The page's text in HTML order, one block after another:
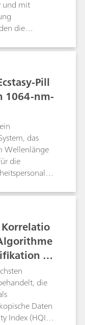
und mit
die
als
und
Analyse der
ohne
sie
hat die
Nachteil,
in
Spezifität
etabliert.
der
Pill
1064-nm-
das
Wellenlänge
die
in einer
m
die
Daten
Index (HQI)